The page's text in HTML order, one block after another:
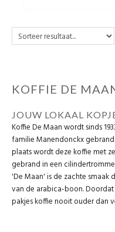
KOFFIE DE
JOUW LOKAAL
Koffie De Maan wordt sinds
familie Manendonckx
plaats wordt deze koffie met
gebrand in een
'De Maan' is de zachte smaak
van de arabica-boon.
pakjes koffie nooit ouder dan